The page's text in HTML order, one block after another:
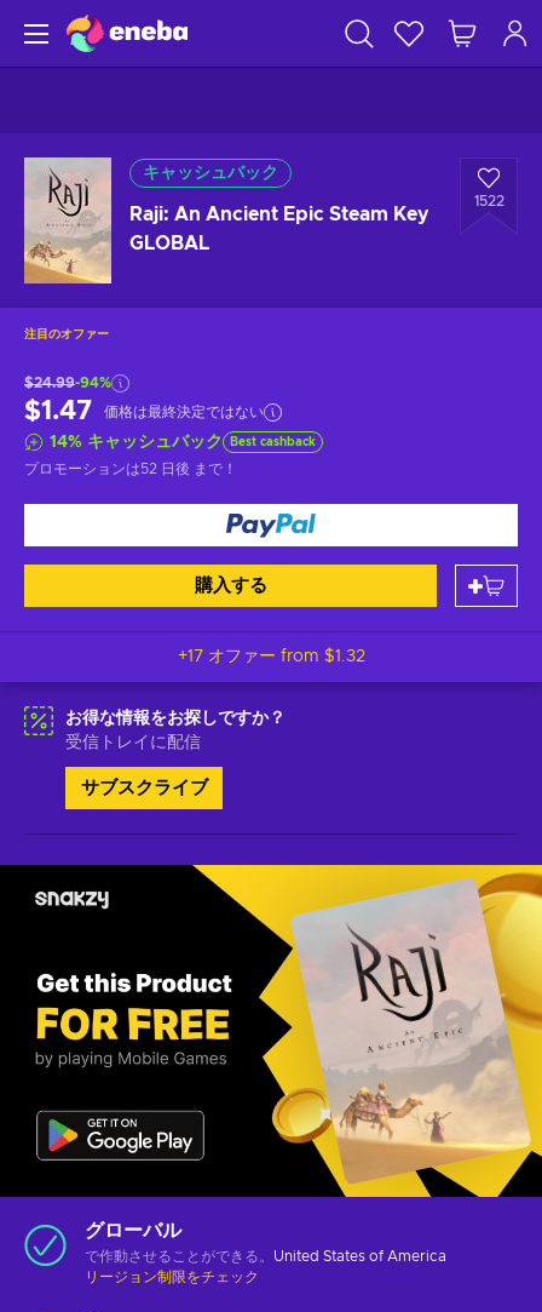
キャッシュバック
Raji: An Ancient Epic Steam Key
GLOBAL
1522
注目のオファー
$24.99-94%
$1.47 価格は最終決定ではない
14% キャッシュバック Best cashback
プロモーションは52 日後 まで！
購入する
+17 オファー from $1.32
お得な情報をお探しですか？
受信トレイに配信
サブスクライブ
グローバル
で作動させることができる。 United States of America
リージョン制限をチェック